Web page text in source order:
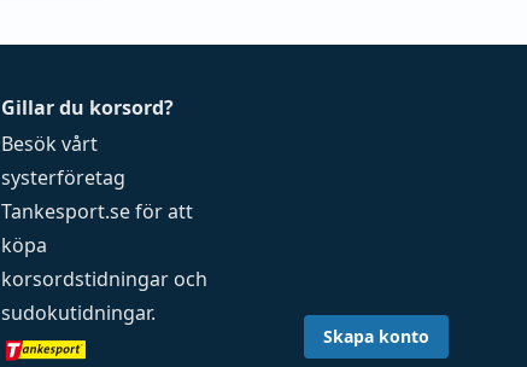
Gillar du korsord?
Besök vårt
systerföretag
Tankesport.seför att
köpa
korsordstidningar och
sudokutidningar.
Skapa konto